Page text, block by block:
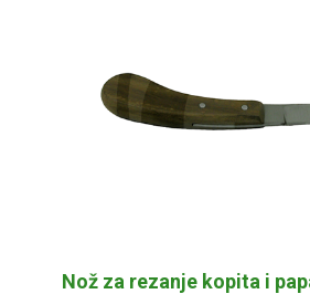
Nož za rezanje kopita i